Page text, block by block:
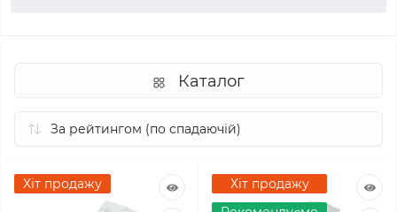
Каталог
Хіт продажу
Хіт продажу